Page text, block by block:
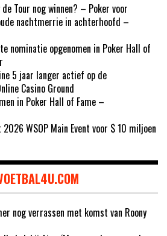
Tour nog winnen? – Poker voor
nachtmerrie in achterhoofd –
nominatie opgenomen in Poker Hall of
5 jaar langer actief op de
Casino Ground
in Poker Hall of Fame –
WSOP Main Event voor $ 10 miljoen
nog verrassen met komst van Roony